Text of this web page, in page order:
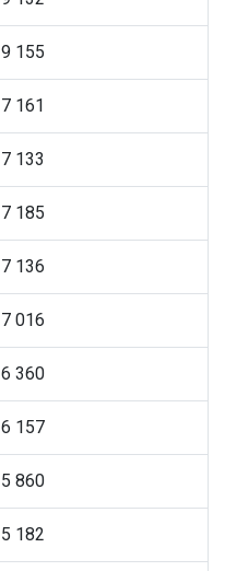
9 155
7 161
7 133
7 185
7 136
7 016
6 360
6 157
5 860
5 182